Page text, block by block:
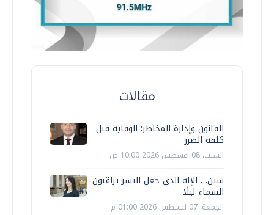
مقالات
القانون وإدارة المخاطر: الوقاية قبل
كلفة الضرر
السبت، 08 اغسطس 2026 10:00 ص
سين… الإله الذي جعل البشر يراقبون
السماء ليلًا
الجمعة، 07 اغسطس 2026 01:00 م